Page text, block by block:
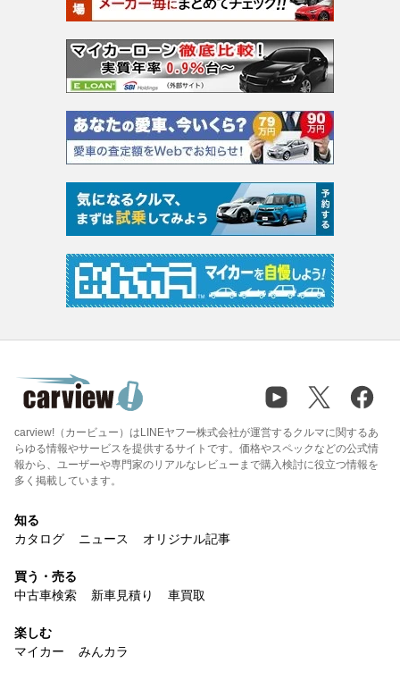
carview!（カービュー）はLINEヤフー株式会社が運営するクルマに関するあ
らゆる情報やサービスを提供するサイトです。価格やスペックなどの公式情
報から、ユーザーや専門家のリアルなレビューまで購入検討に役立つ情報を
多く掲載しています。
知る
カタログ
ニュース オリジナル記事
買う・売る
中古車検索
新車見積り 車買取
楽しむ
マイカー
みんカラ